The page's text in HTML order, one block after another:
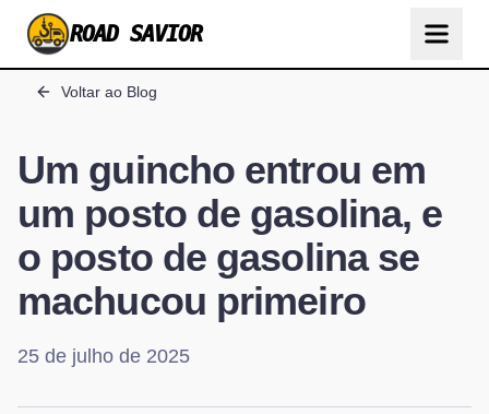
ROAD SAVIOR
Voltar ao Blog
Um guincho entrou em
um posto de gasolina, e
o posto de gasolina se
machucou primeiro
25 de julho de 2025